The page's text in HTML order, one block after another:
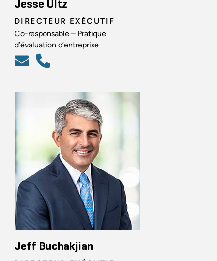
Jesse Ultz
DIRECTEUR EXÉCUTIF
Co-responsable – Pratique
d’évaluation d’entreprise
Jeff Buchakjian